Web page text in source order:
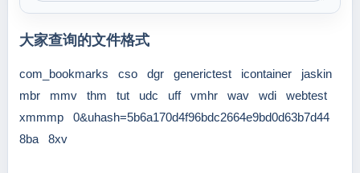
大家查询的文件格式
com_bookmarks cso dgr generictest icontainer
jaskin
mbr
mmv thm tut udc uff vmhr wav wdi
webtest
xmmmp
0&uhash=5b6a170d4f96bdc2664e9bd0d63b7d44
8ba
8xv